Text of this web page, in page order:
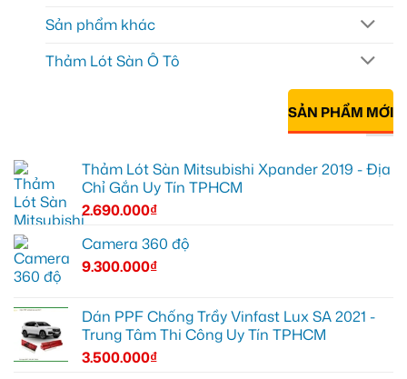
Sản phẩm khác
Thảm Lót Sàn Ô Tô
SẢN PHẨM MỚI
Thảm Lót Sàn Mitsubishi Xpander 2019 - Địa
Chỉ Gắn Uy Tín TPHCM
2.690.000₫
Camera 360 độ
9.300.000₫
Dán PPF Chống Trầy Vinfast Lux SA 2021 -
Trung Tâm Thi Công Uy Tín TPHCM
3.500.000₫